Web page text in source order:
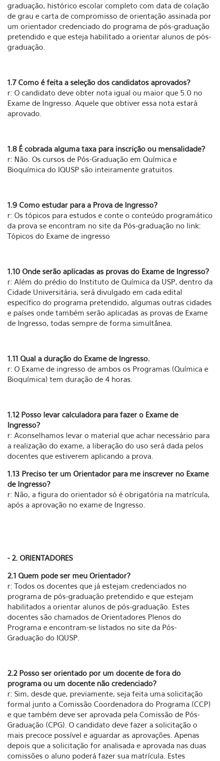
graduação, histórico escolar completo com data de colação
de grau e carta de compromisso de orientação assinada por
um orientador credenciado do programa de pós-graduação
pretendido e que esteja habilitado a orientar alunos de pós-
graduação.
1.7 Como é feita a seleção dos candidatos aprovados?
r: O candidato deve obter nota igual ou maior que 5.0 no
Exame de Ingresso. Aquele que obtiver essa nota estará
aprovado.
1.8 É cobrada alguma taxa para inscrição ou mensalidade?
r: Não. Os cursos de Pós-Graduação em Química e
Bioquímica do IQUSP são inteiramente gratuitos.
1.9 Como estudar para a Prova de Ingresso?
r: Os tópicos para estudos e conte o conteúdo programático
da prova se encontram no site da Pós-graduação no link:
Tópicos do Exame de ingresso
1.10 Onde serão aplicadas as provas do Exame de Ingresso?
r: Além do prédio do Instituto de Química da USP, dentro da
Cidade Universitária, será divulgado em cada edital
específico do programa pretendido, algumas outras cidades
e países onde também serão aplicadas as provas de Exame
de Ingresso, todas sempre de forma simultânea.
1.11 Qual a duração do Exame de Ingresso.
r: O Exame de ingresso de ambos os Programas (Química e
Bioquímica) tem duração de 4 horas.
1.12 Posso levar calculadora para fazer o Exame de
Ingresso?
r: Aconselhamos levar o material que achar necessário para
a realização do exame, a liberação do uso será dada pelos
docentes que estiverem aplicando a prova.
1.13 Preciso ter um Orientador para me inscrever no Exame
de Ingresso?
r: Não, a figura do orientador só é obrigatória na matrícula,
após a aprovação no exame de Ingresso.
- 2. ORIENTADORES
2.1 Quem pode ser meu Orientador?
r: Todos os docentes que já estejam credenciados no
programa de pós-graduação pretendido e que estejam
habilitados a orientar alunos de pós-graduação. Estes
docentes são chamados de Orientadores Plenos do
Programa e encontram-se listados no site da Pós-
Graduação do IQUSP.
2.2 Posso ser orientado por um docente de fora do
programa ou um docente não credenciado?
r: Sim, desde que, previamente, seja feita uma solicitação
formal junto a Comissão Coordenadora do Programa (CCP)
e que também deve ser aprovada pela Comissão de Pós-
Graduação (CPG). O candidato deve fazer a solicitação o
mais precoce possível e aguardar as aprovações. Apenas
depois que a solicitação for analisada e aprovada nas duas
comissões o aluno poderá fazer sua matrícula. Estes